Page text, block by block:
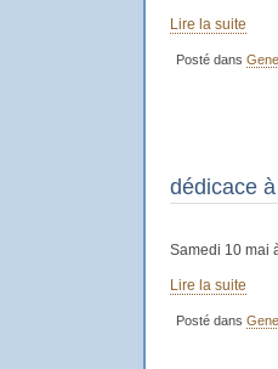
Lire la suite
Posté dans
dédicace
Samedi 10 mai
Lire la suite
Posté dans